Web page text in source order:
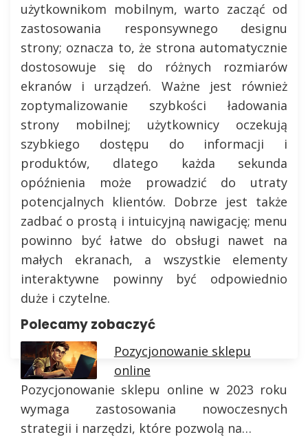
użytkownikom mobilnym, warto zacząć od
zastosowania responsywnego designu
strony; oznacza to, że strona automatycznie
dostosowuje się do różnych rozmiarów
ekranów i urządzeń. Ważne jest również
zoptymalizowanie szybkości ładowania
strony mobilnej; użytkownicy oczekują
szybkiego dostępu do informacji i
produktów, dlatego każda sekunda
opóźnienia może prowadzić do utraty
potencjalnych klientów. Dobrze jest także
zadbać o prostą i intuicyjną nawigację; menu
powinno być łatwe do obsługi nawet na
małych ekranach, a wszystkie elementy
interaktywne powinny być odpowiednio
duże i czytelne.
Polecamy zobaczyć
Pozycjonowanie sklepu
online
Pozycjonowanie sklepu online w 2023 roku
wymaga zastosowania nowoczesnych
strategii i narzędzi, które pozwolą na…